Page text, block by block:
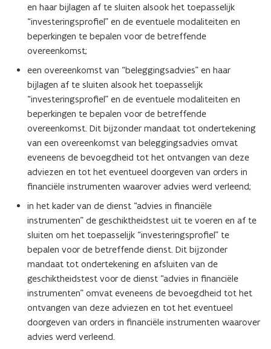
en haar bijlagen af te sluiten alsook het toepasselijk
“investeringsprofiel” en de eventuele modaliteiten en
beperkingen te bepalen voor de betreffende
overeenkomst;
een overeenkomst van “beleggingsadvies” en haar
bijlagen af te sluiten alsook het toepasselijk
“investeringsprofiel” en de eventuele modaliteiten en
beperkingen te bepalen voor de betreffende
overeenkomst. Dit bijzonder mandaat tot ondertekening
van een overeenkomst van beleggingsadvies omvat
eveneens de bevoegdheid tot het ontvangen van deze
adviezen en tot het eventueel doorgeven van orders in
financiële instrumenten waarover advies werd verleend;
in het kader van de dienst “advies in financiële
instrumenten” de geschiktheidstest uit te voeren en af te
sluiten om het toepasselijk “investeringsprofiel” te
bepalen voor de betreffende dienst. Dit bijzonder
mandaat tot ondertekening en afsluiten van de
geschiktheidstest voor de dienst “advies in financiële
instrumenten” omvat eveneens de bevoegdheid tot het
ontvangen van deze adviezen en tot het eventueel
doorgeven van orders in financiële instrumenten waarover
advies werd verleend.